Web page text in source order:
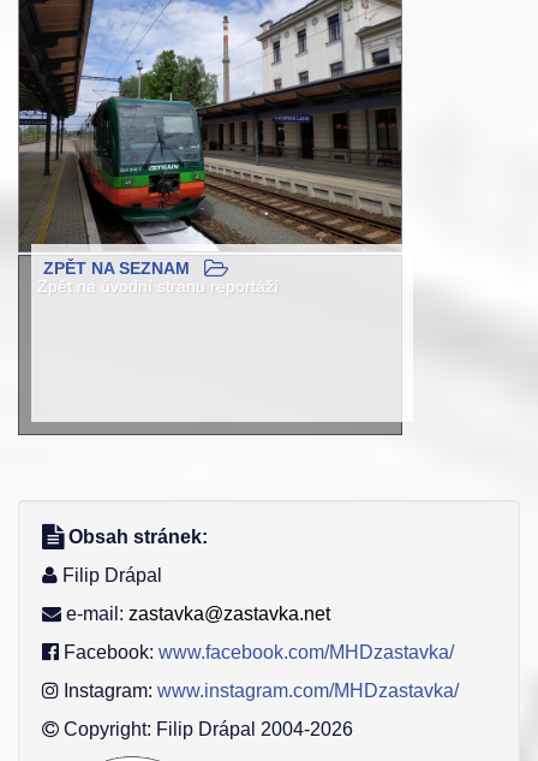
Zpět na úvodní stranu reportáží
ZPĚT NA SEZNAM
Obsah stránek:
Filip Drápal
e-mail: zastavka@zastavka.net
Facebook: www.facebook.com/MHDzastavka/
Instagram: www.instagram.com/MHDzastavka/
Copyright: Filip Drápal 2004-2026